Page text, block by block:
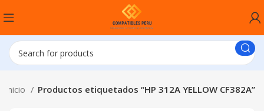
Inicio Productos etiquetados “HP 312A YELLOW CF382A”